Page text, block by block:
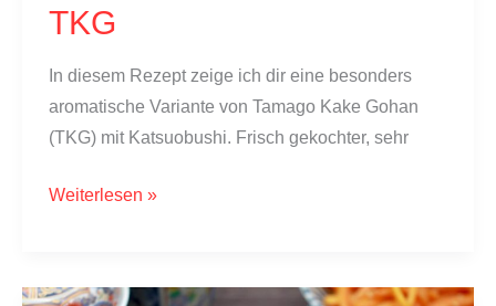
TKG
In diesem Rezept zeige ich dir eine besonders
aromatische Variante von Tamago Kake Gohan
(TKG) mit Katsuobushi. Frisch gekochter, sehr
Tamago
Japanischer
Weiterlesen »